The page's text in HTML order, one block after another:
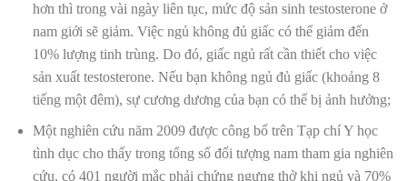
hơn thì trong vài ngày liên tục, mức độ sản sinh testosterone ở
nam giới sẽ giảm. Việc ngủ không đủ giấc có thể giảm đến
10% lượng tinh trùng. Do đó, giấc ngủ rất cần thiết cho việc
sản xuất testosterone. Nếu bạn không ngủ đủ giấc (khoảng 8
tiếng một đêm), sự cương dương của bạn có thể bị ảnh hưởng;
Một nghiên cứu năm 2009 được công bố trên Tạp chí Y học
tình dục cho thấy trong tổng số đối tượng nam tham gia nghiên
cứu, có 401 người mắc phải chứng ngưng thở khi ngủ và 70%